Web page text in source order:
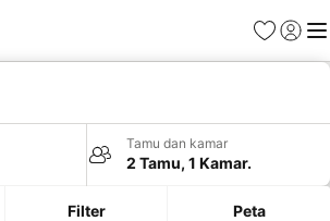
FavoritLogin
Tamu dan kamar
2 Tamu, 1 Kamar.
Filter Peta